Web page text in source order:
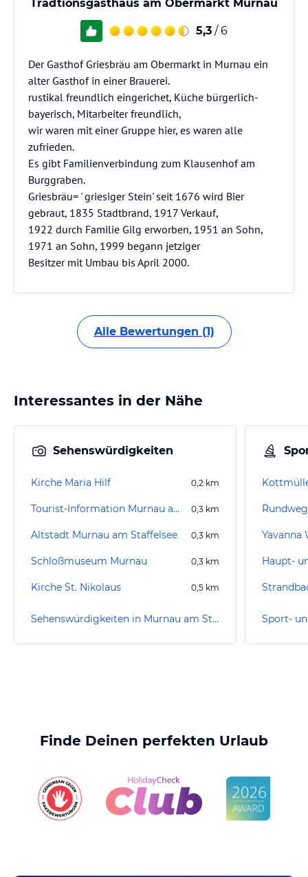
Tradtionsgasthaus am Obermarkt Murnau
5,3 / 6
Der Gasthof Griesbräu am Obermarkt in Murnau ein
alter Gasthof in einer Brauerei.
rustikal freundlich eingerichet, Küche bürgerlich-
bayerisch, Mitarbeiter freundlich,
wir waren mit einer Gruppe hier, es waren alle
zufrieden.
Es gibt Familienverbindung zum Klausenhof am
Burggraben.
Griesbräu= ' griesiger Stein' seit 1676 wird Bier
gebraut, 1835 Stadtbrand, 1917 Verkauf,
1922 durch Familie Gilg erworben, 1951 an Sohn,
1971 an Sohn, 1999 begann jetziger
Besitzer mit Umbau bis April 2000.
Alle Bewertungen (1)
Interessantes in der Nähe
Sehenswürdigkeiten
Kirche Maria Hilf 0,2 km
Tourist-Information Murnau am Staffelsee 0,3 km
Altstadt Murnau am Staffelsee 0,3 km
Schloßmuseum Murnau 0,3 km
Kirche St. Nikolaus 0,5 km
Sehenswürdigkeiten in Murnau am Staffelsee
Finde Deinen perfekten Urlaub